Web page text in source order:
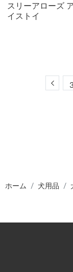
スリーアローズ
イストイ
ホーム 犬用品